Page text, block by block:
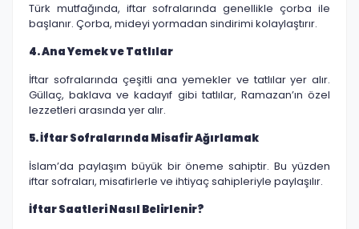
Türk mutfağında, iftar sofralarında genellikle çorba ile
başlanır. Çorba, mideyi yormadan sindirimi kolaylaştırır.
4. Ana Yemek ve Tatlılar
İftar sofralarında çeşitli ana yemekler ve tatlılar yer alır.
Güllaç, baklava ve kadayıf gibi tatlılar, Ramazan’ın özel
lezzetleri arasında yer alır.
5. İftar Sofralarında Misafir Ağırlamak
İslam’da paylaşım büyük bir öneme sahiptir. Bu yüzden
iftar sofraları, misafirlerle ve ihtiyaç sahipleriyle paylaşılır.
İftar Saatleri Nasıl Belirlenir?